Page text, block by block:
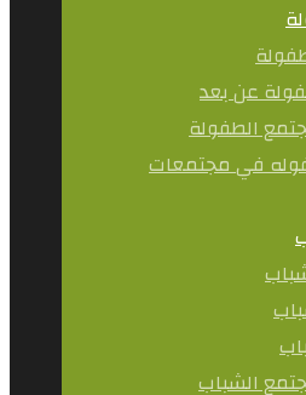
عن بعد
الطفولة
في مجتمعات
الشباب